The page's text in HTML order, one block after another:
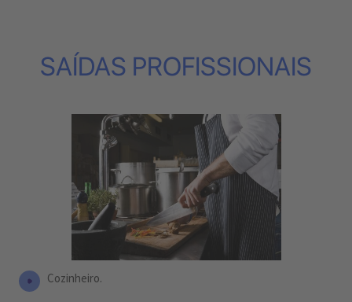
SAÍDAS PROFISSIONAIS
Cozinheiro.